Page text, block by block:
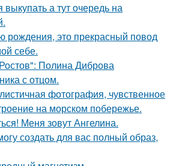
а тут очередь на
рождения, это прекрасный повод
себе.
Полина Диброва
с отцом.
фотография, чувственное
на морском побережье.
Меня зовут Ангелина.
создать для вас полный образ,